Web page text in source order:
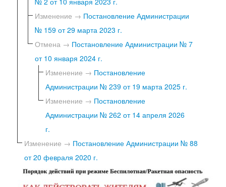
Изменение → Постановление Администрации
№ 159 от 29 марта 2023 г.
Отмена → Постановление Администрации № 7
от 10 января 2024 г.
Изменение → Постановление
Администрации № 239 от 19 марта 2025 г.
Изменение → Постановление
Администрации № 262 от 14 апреля 2026
г.
Изменение → Постановление Администрации № 88
от 20 февраля 2020 г.